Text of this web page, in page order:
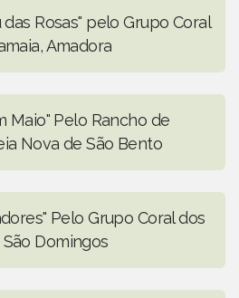
das Rosas" pelo Grupo Coral
Amadora
Maio" Pelo Rancho de
Nova de São Bento
Pelo Grupo Coral dos
Domingos